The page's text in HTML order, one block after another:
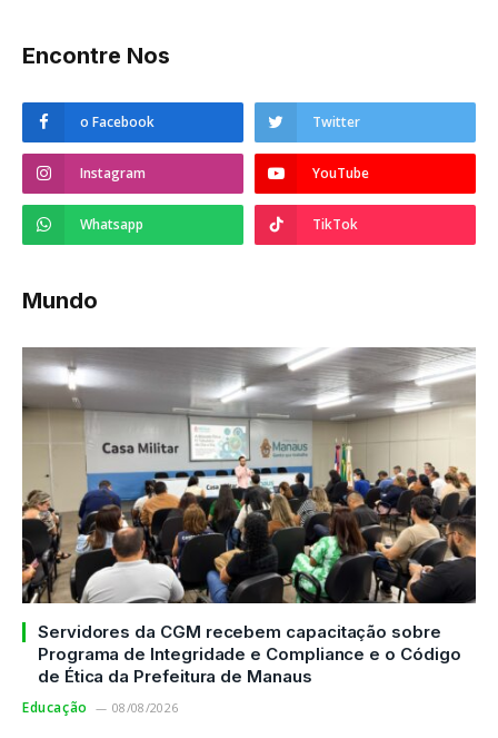
Encontre Nos
o Facebook Twitter
Instagram YouTube
Whatsapp TikTok
Mundo
Servidores da CGM recebem capacitação sobre
Programa de Integridade e Compliance e o Código
de Ética da Prefeitura de Manaus
Educação 08/08/2026